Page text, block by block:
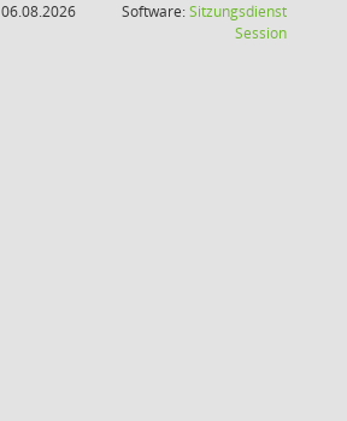
Software:Sitzungsdienst
Session(Wird in